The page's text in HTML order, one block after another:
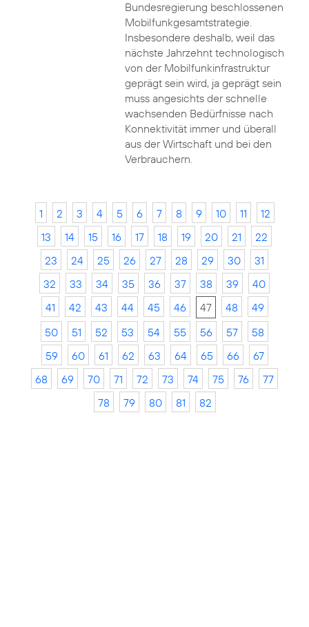
Bundesregierung beschlossenen
Mobilfunkgesamtstrategie.
Insbesondere deshalb, weil das
nächste Jahrzehnt technologisch
von der Mobilfunkinfrastruktur
geprägt sein wird, ja geprägt sein
muss angesichts der schnelle
wachsenden Bedürfnisse nach
Konnektivität immer und überall
aus der Wirtschaft und bei den
Verbrauchern.
1 2 3 4 5 6 7 8 9 10 11
12
13
14 15 16 17 18 19 20 21
22
23
24 25 26 27 28 29 30
31
32
33 34 35 36 37 38 39
40
41
42 43 44 45 46 47 48
49
50
51 52 53 54 55 56 57
58
59
60 61 62 63 64 65 66
67
68
69 70 71 72 73 74 75 76
77
78
79 80 81 82